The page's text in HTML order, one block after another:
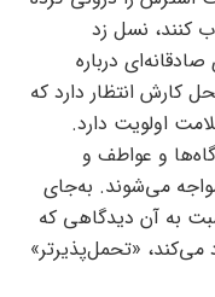
کنند، نسل زد
درباره
کارش انتظار دارد که
اولویت دارد.
و عواطف و
می‌شوند. به‌جای
به آن دیدگاهی که
می‌کند، «تحمل‌پذیرتر»